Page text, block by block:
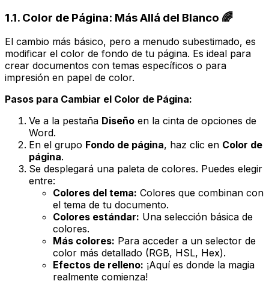
1.1. Color de Página: Más Allá del Blanco 🌈
El cambio más básico, pero a menudo subestimado, es
modificar el color de fondo de tu página. Es ideal para
crear documentos con temas específicos o para
impresión en papel de color.
Pasos para Cambiar el Color de Página:
Ve a la pestaña Diseño en la cinta de opciones de
Word.
En el grupo Fondo de página, haz clic en Color de
página.
Se desplegará una paleta de colores. Puedes elegir
entre:
Colores del tema: Colores que combinan con
el tema de tu documento.
Colores estándar: Una selección básica de
colores.
Más colores: Para acceder a un selector de
color más detallado (RGB, HSL, Hex).
Efectos de relleno: ¡Aquí es donde la magia
realmente comienza!